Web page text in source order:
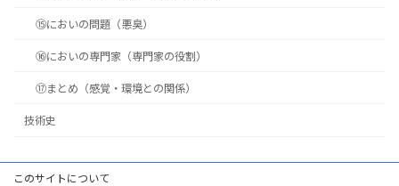
⑮においの問題（悪臭）
⑯においの専門家（専門家の役割）
⑰まとめ（感覚・環境との関係）
技術史
このサイトについて